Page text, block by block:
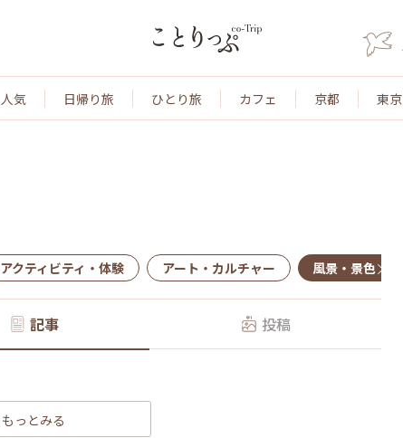
人気 日帰り旅 ひとり旅 カフェ 京都 東京
アクティビティ・体験 アート・カルチャー 風景・景色
記事 投稿
もっとみる